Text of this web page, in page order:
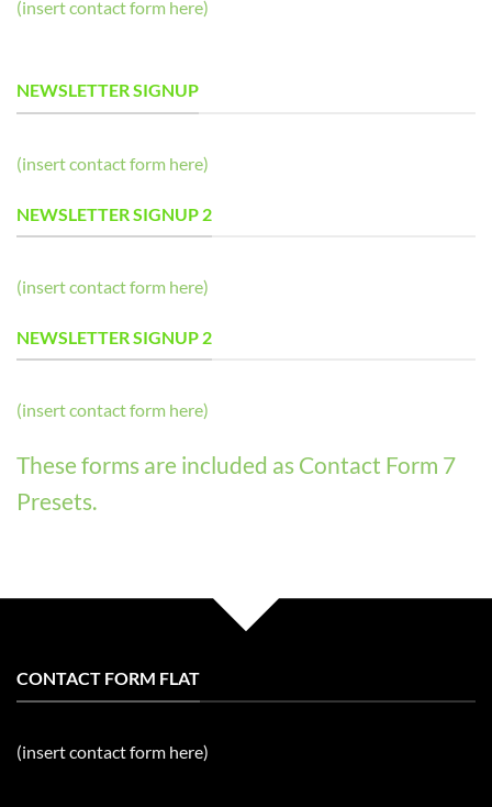
(insert contact form here)
NEWSLETTER SIGNUP
(insert contact form here)
NEWSLETTER SIGNUP 2
(insert contact form here)
NEWSLETTER SIGNUP 2
(insert contact form here)
These forms are included as Contact Form 7
Presets.
CONTACT FORM FLAT
(insert contact form here)